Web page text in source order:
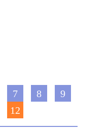
7 8
9
12